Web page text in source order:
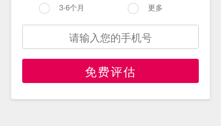
3-6个月
更多
免费评估